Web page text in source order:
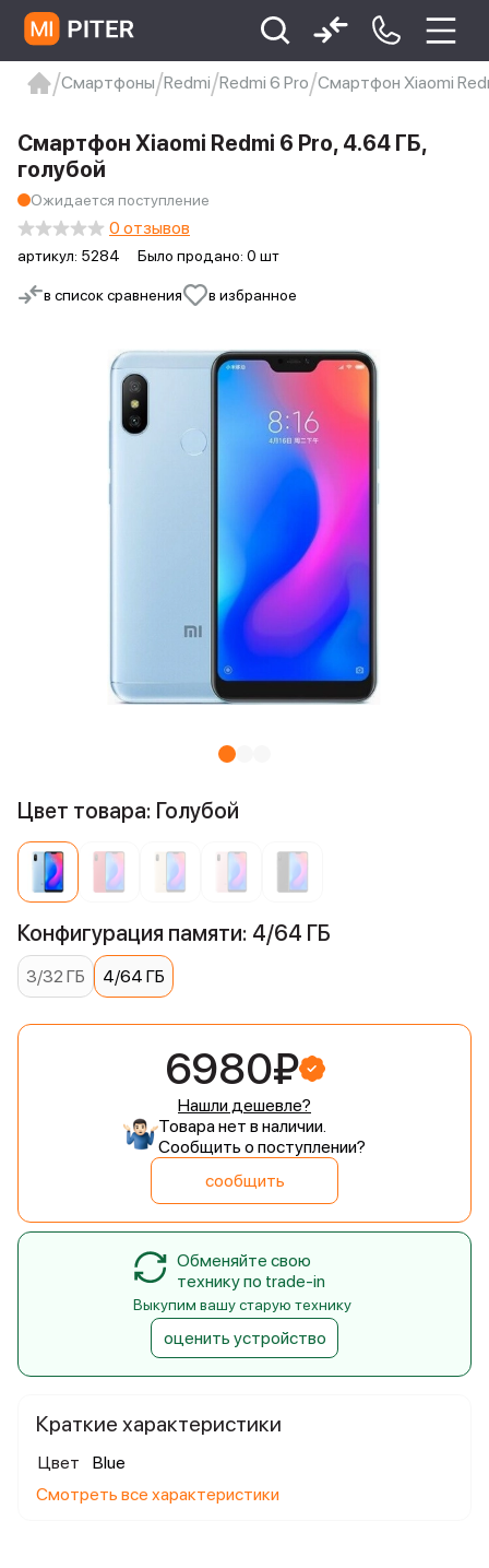
Xiaomi 9 про
xiaomi redmi 12c
Смартфоны Redmi Redmi 6 Pro Смартфон Xiaomi
в список сравнения в избранное
Смартфон Xiaomi Redmi 6 Pro, 4.64 ГБ,
голубой
Ожидается поступление
артикул: 5284 Было продано: 0 шт
0 отзывов
Краткие характеристики
Цвет
Blue
Смотреть все характеристики
Цвет товара: Голубой
Конфигурация памяти: 4/64 ГБ
3/32 ГБ 4/64 ГБ
6980₽
Нашли дешевле?
Товара нет в наличии.
Сообщить о поступлении?
сообщить
Обменяйте свою
технику по trade-in
Выкупим вашу старую технику
оценить устройство